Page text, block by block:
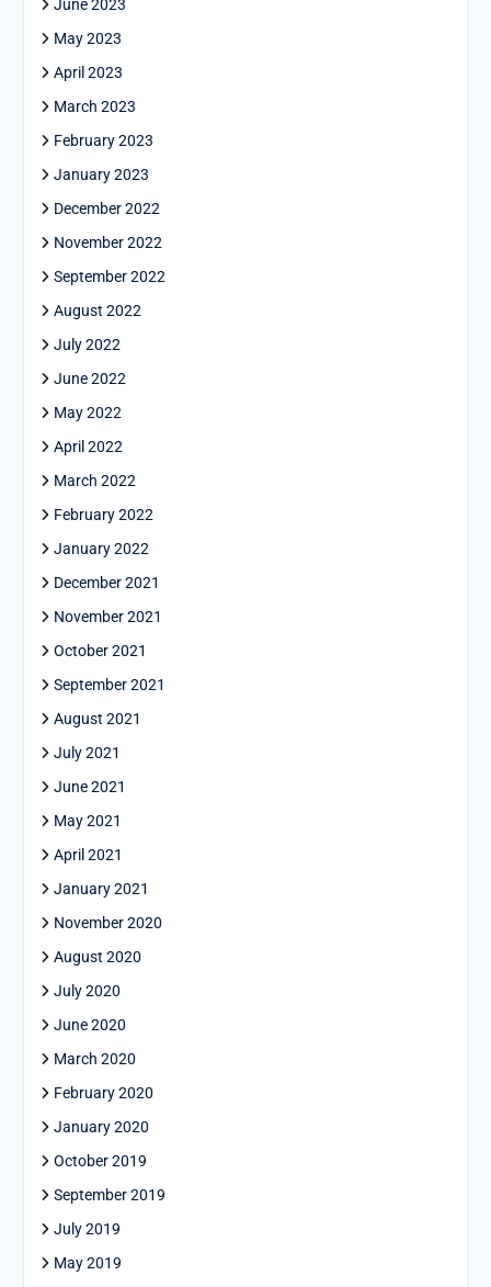
June 2023
May 2023
April 2023
March 2023
February 2023
January 2023
December 2022
November 2022
September 2022
August 2022
July 2022
June 2022
May 2022
April 2022
March 2022
February 2022
January 2022
December 2021
November 2021
October 2021
September 2021
August 2021
July 2021
June 2021
May 2021
April 2021
January 2021
November 2020
August 2020
July 2020
June 2020
March 2020
February 2020
January 2020
October 2019
September 2019
July 2019
May 2019